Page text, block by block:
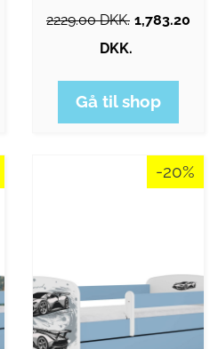
2229.00 DKK. 1,783.20
DKK.
Gå til shop
-20%